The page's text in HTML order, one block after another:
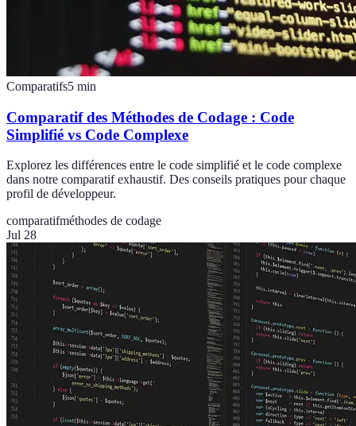
Comparatifs5 min
Comparatif des Méthodes de Codage : Code
Simplifié vs Code Complexe
Explorez les différences entre le code simplifié et le code complexe
dans notre comparatif exhaustif. Des conseils pratiques pour chaque
profil de développeur.
comparatifméthodes de codage
Jul 28